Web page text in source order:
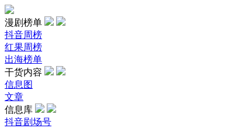
漫剧榜单
抖音周榜
红果周榜
出海榜单
干货内容
信息图
文章
信息库
抖音剧场号